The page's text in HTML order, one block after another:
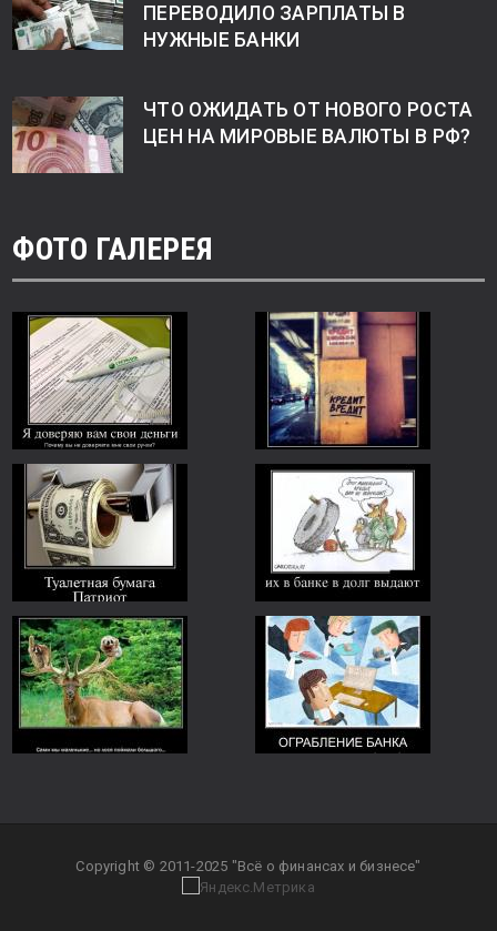
ПЕРЕВОДИЛО ЗАРПЛАТЫ В
НУЖНЫЕ БАНКИ
ЧТО ОЖИДАТЬ ОТ НОВОГО РОСТА
ЦЕН НА МИРОВЫЕ ВАЛЮТЫ В РФ?
ФОТО ГАЛЕРЕЯ
Copyright © 2011-2025 "Всё о финансах и бизнесе"